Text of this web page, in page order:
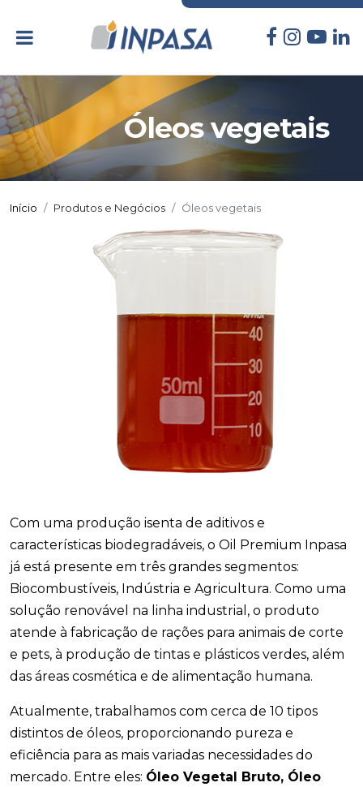
Óleos vegetais
Início Produtos e Negócios Óleos vegetais
Com uma produção isenta de aditivos e
características biodegradáveis, o Oil Premium Inpasa
já está presente em três grandes segmentos:
Biocombustíveis, Indústria e Agricultura. Como uma
solução renovável na linha industrial, o produto
atende à fabricação de rações para animais de corte
e pets, à produção de tintas e plásticos verdes, além
das áreas cosmética e de alimentação humana.
Atualmente, trabalhamos com cerca de 10 tipos
distintos de óleos, proporcionando pureza e
eficiência para as mais variadas necessidades do
mercado. Entre eles: Óleo Vegetal Bruto, Óleo